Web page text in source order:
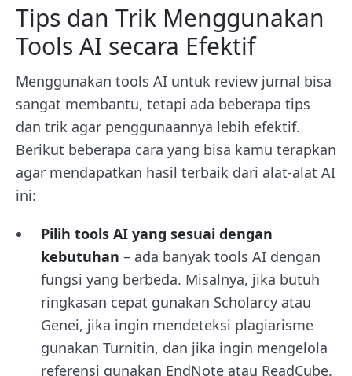
Tips dan Trik Menggunakan
Tools AI secara Efektif
Menggunakan tools AI untuk review jurnal bisa
sangat membantu, tetapi ada beberapa tips
dan trik agar penggunaannya lebih efektif.
Berikut beberapa cara yang bisa kamu terapkan
agar mendapatkan hasil terbaik dari alat-alat AI
ini:
Pilih tools AI yang sesuai dengan
kebutuhan – ada banyak tools AI dengan
fungsi yang berbeda. Misalnya, jika butuh
ringkasan cepat gunakan Scholarcy atau
Genei, jika ingin mendeteksi plagiarisme
gunakan Turnitin, dan jika ingin mengelola
referensi gunakan EndNote atau ReadCube.